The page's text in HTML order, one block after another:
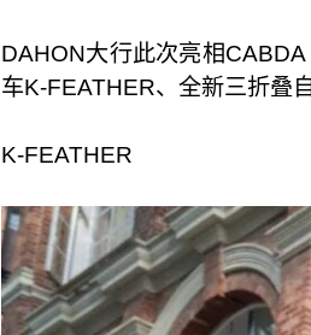
DAHON大行此次亮相
车K-FEATHER、全新三折叠
K-FEATHER